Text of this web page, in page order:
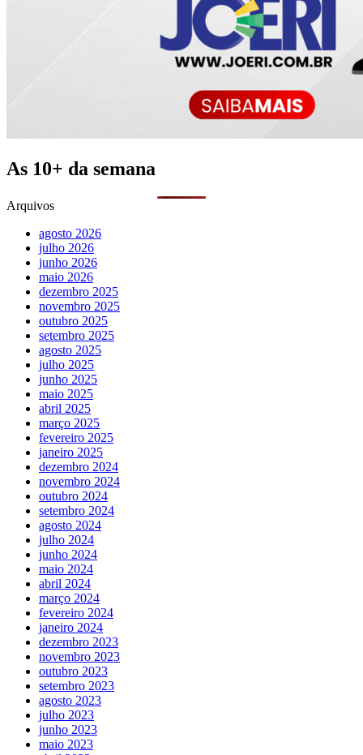
As 10+ da semana
Arquivos
agosto 2026
julho 2026
junho 2026
maio 2026
dezembro 2025
novembro 2025
outubro 2025
setembro 2025
agosto 2025
julho 2025
junho 2025
maio 2025
abril 2025
março 2025
fevereiro 2025
janeiro 2025
dezembro 2024
novembro 2024
outubro 2024
setembro 2024
agosto 2024
julho 2024
junho 2024
maio 2024
abril 2024
março 2024
fevereiro 2024
janeiro 2024
dezembro 2023
novembro 2023
outubro 2023
setembro 2023
agosto 2023
julho 2023
junho 2023
maio 2023